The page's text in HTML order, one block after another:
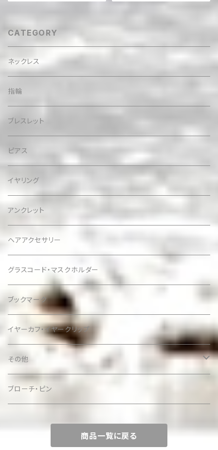
CATEGORY
ネックレス
指輪
ブレスレット
ピアス
イヤリング
アンクレット
ヘアアクセサリー
グラスコード・マスクホルダー
ブックマーク
イヤーカフ・イヤークリップ
その他
ケース
ブローチ・ピン
商品一覧に戻る